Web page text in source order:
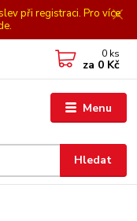
při registraci. Pro více
Menu
Hledat
0 ks
za 0 Kč